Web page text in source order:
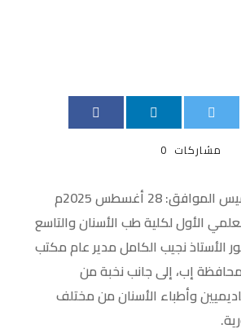
0 مشاركات
اختتمت اليوم الخميس الموافق: 28 أغسطس 2025م
الأول لكلية طب الأسنان والتاسع
الأستاذ نجيب الكامل مدير عام مكتب
إب، إلى جانب نخبة من
وأطباء الأسنان من مختلف